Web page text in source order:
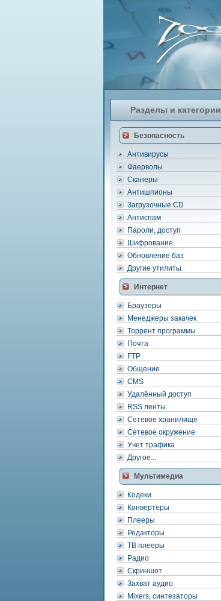
Разделы и категории
Безопасность
Антивирусы
Фаерволы
Сканеры
Антишпионы
Загрузочные CD
Антиспам
Пароли, доступ
Шифрование
Обновление баз
Другие утилиты
Интернет
Браузеры
Менеджеры закачек
Торрент программы
Почта
FTP
Общение
CMS
Удалённый доступ
RSS ленты
Сетевое хранилище
Сетевое окружение
Учет трафика
Другое...
Мультимедиа
Кодеки
Конвертеры
Плееры
Редакторы
ТВ плееры
Радио
Скриншот
Захват аудио
Mixers, синтезаторы